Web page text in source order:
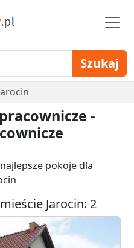
Szukaj
-
pokoje dla
Jarocin: 2